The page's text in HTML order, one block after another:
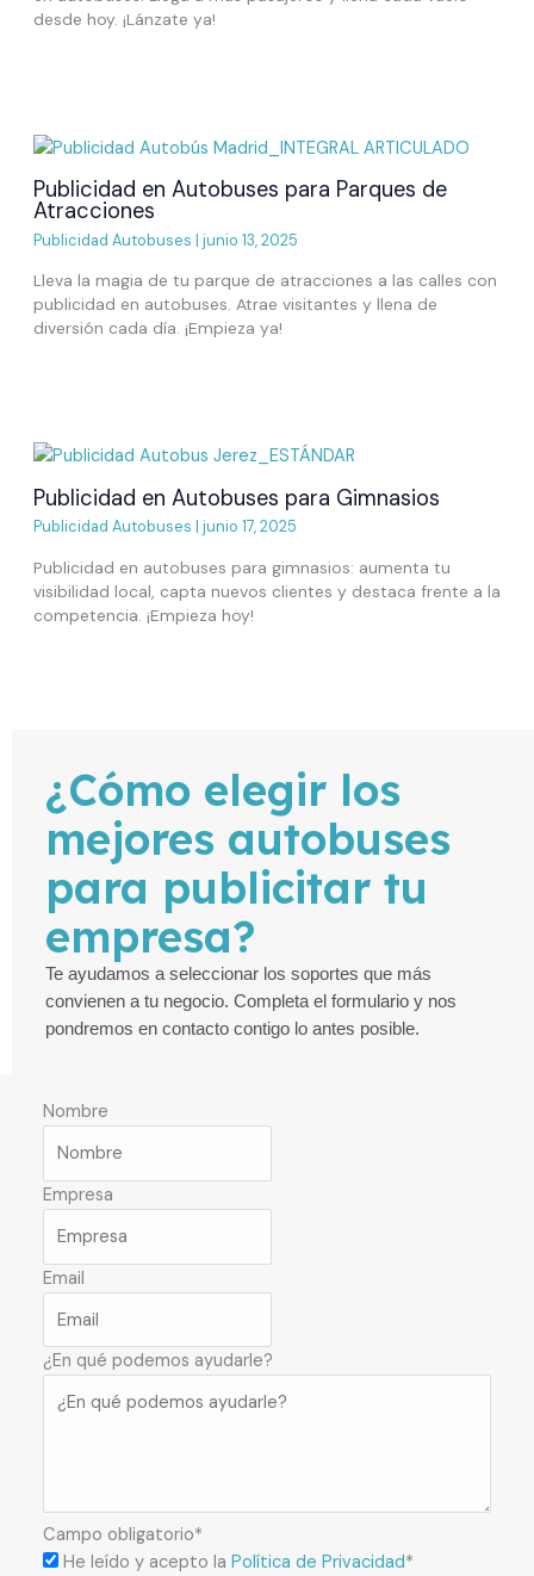
desde hoy. ¡Lánzate ya!
Publicidad en Autobuses para Parques de
Atracciones
Publicidad Autobuses | junio 13, 2025
Lleva la magia de tu parque de atracciones a las calles con
publicidad en autobuses. Atrae visitantes y llena de
diversión cada día. ¡Empieza ya!
Publicidad en Autobuses para Gimnasios
Publicidad Autobuses | junio 17, 2025
Publicidad en autobuses para gimnasios: aumenta tu
visibilidad local, capta nuevos clientes y destaca frente a la
competencia. ¡Empieza hoy!
¿Cómo elegir los
mejores autobuses
para publicitar tu
empresa?
Te ayudamos a seleccionar los soportes que más
convienen a tu negocio. Completa el formulario y nos
pondremos en contacto contigo lo antes posible.
Nombre
Empresa
Email
¿En qué podemos ayudarle?
Campo obligatorio*
He leído y acepto la Política de Privacidad*